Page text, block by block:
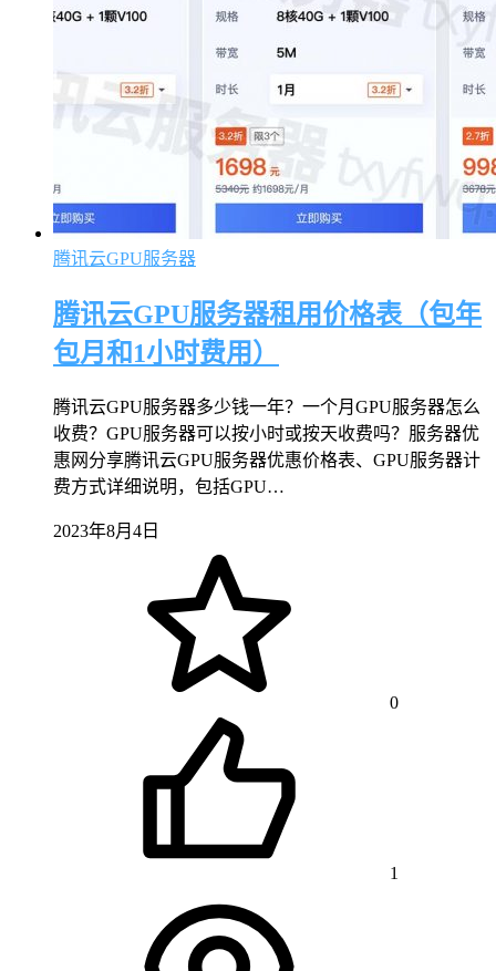
腾讯云GPU服务器
腾讯云GPU服务器租用价格表（包年
包月和1小时费用）
腾讯云GPU服务器多少钱一年？一个月GPU服务器怎么
收费？GPU服务器可以按小时或按天收费吗？服务器优
惠网分享腾讯云GPU服务器优惠价格表、GPU服务器计
费方式详细说明，包括GPU…
2023年8月4日
0
1